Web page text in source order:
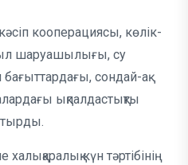
кооперациясы, көлік-
шаруашылығы, су
сондай-ақ
ықпалдастықты
күн тәртібінің